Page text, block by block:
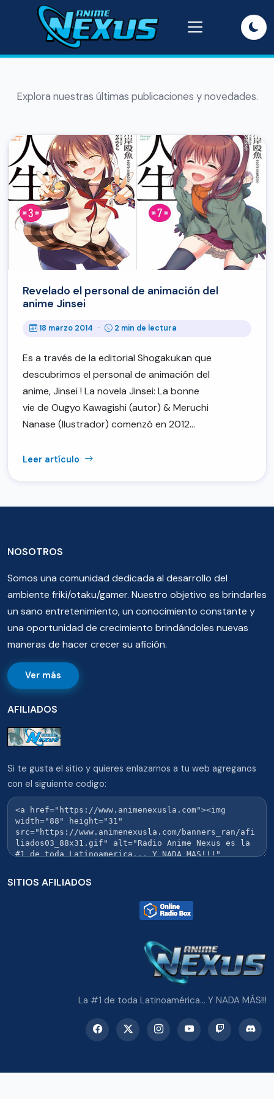
Explora nuestras últimas publicaciones y novedades.
Revelado el personal de animación del
anime Jinsei
18 marzo 2014 · 2 min de lectura
Es a través de la editorial Shogakukan que
descubrimos el personal de animación del
anime, Jinsei ! La novela Jinsei: La bonne
vie de Ougyo Kawagishi (autor) & Meruchi
Nanase (Ilustrador) comenzó en 2012…
Leer artículo
NOSOTROS
Somos una comunidad dedicada al desarrollo del
ambiente friki/otaku/gamer. Nuestro objetivo es brindarles
un sano entretenimiento, un conocimiento constante y
una oportunidad de crecimiento brindándoles nuevas
maneras de hacer crecer su afición.
Ver más
AFILIADOS
Si te gusta el sitio y quieres enlazarnos a tu web agreganos
con el siguiente codigo:
SITIOS AFILIADOS
La #1 de toda Latinoamérica... Y NADA MÁS!!!